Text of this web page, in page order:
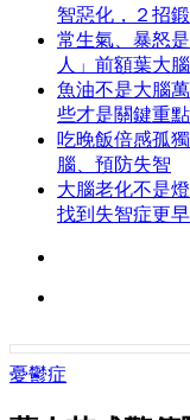
智惡化，２招
常生氣、暴怒
人」前額葉大
魚油不是大腦
些才是關鍵重點
吃晚飯倍感孤
腦、預防失智
大腦老化不是
找到失智症更
憂鬱症